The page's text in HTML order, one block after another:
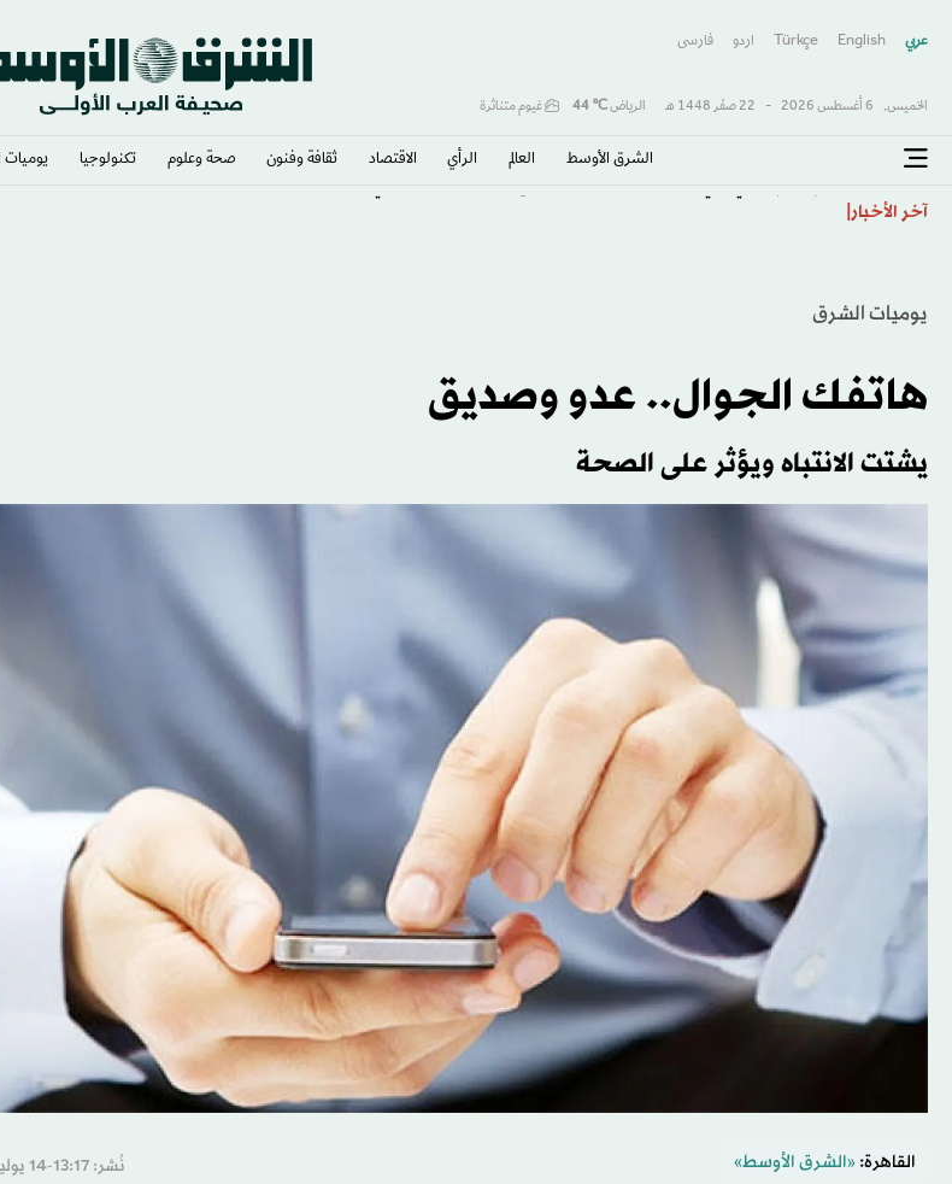
عربي English
Türkçe اردو فارسى
الخميس, 6 أغسطس 2026 - 22 صفَر 1448 هـ الرياض℃
44 غيوم متناثرة
الشرق الأوسط​ العالم الرأي الاقتصاد ثقافة وفنون صحة وعلوم تكنولوجيا
آخر الأخبار
يوميات الشرق
هاتفك الجوال.. عدو وصديق
يشتت الانتباه ويؤثر على الصحة
القاهرة: «الشرق الأوسط» نُشر: 13:17-14 يوليو 2015 م ـ 28 رَمضان 1436 هـ